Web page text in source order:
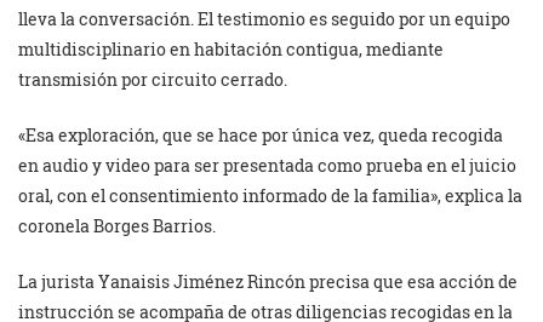
lleva la conversación. El testimonio es seguido por un equipo
multidisciplinario en habitación contigua, mediante
transmisión por circuito cerrado.
«Esa exploración, que se hace por única vez, queda recogida
en audio y video para ser presentada como prueba en el juicio
oral, con el consentimiento informado de la familia», explica la
coronela Borges Barrios.
La jurista Yanaisis Jiménez Rincón precisa que esa acción de
instrucción se acompaña de otras diligencias recogidas en la